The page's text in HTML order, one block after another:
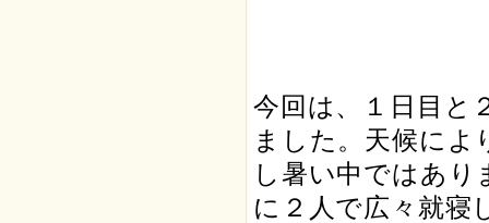
今回は、１日目と
ました。天候に
し暑い中ではあ
に２人で広々就寝